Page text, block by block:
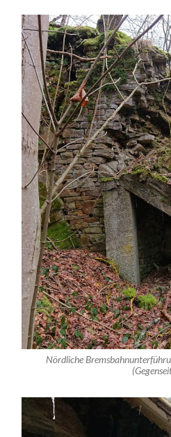
Nördliche